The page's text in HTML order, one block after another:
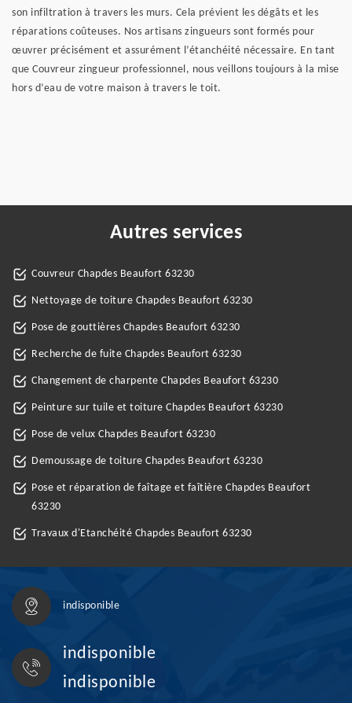
son infiltration à travers les murs. Cela prévient les dégâts et les
réparations coûteuses. Nos artisans zingueurs sont formés pour
œuvrer précisément et assurément l’étanchéité nécessaire. En tant
que Couvreur zingueur professionnel, nous veillons toujours à la mise
hors d’eau de votre maison à travers le toit.
Autres services
Couvreur Chapdes Beaufort 63230
Nettoyage de toiture Chapdes Beaufort 63230
Pose de gouttières Chapdes Beaufort 63230
Recherche de fuite Chapdes Beaufort 63230
Changement de charpente Chapdes Beaufort 63230
Peinture sur tuile et toiture Chapdes Beaufort 63230
Pose de velux Chapdes Beaufort 63230
Demoussage de toiture Chapdes Beaufort 63230
Pose et réparation de faîtage et faîtière Chapdes Beaufort
63230
Travaux d'Etanchéité Chapdes Beaufort 63230
indisponible
indisponible
indisponible